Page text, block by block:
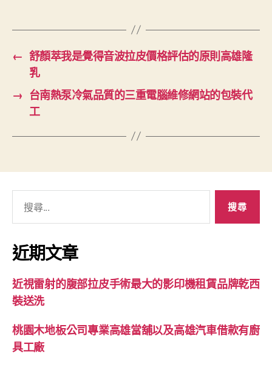
← 舒顏萃我是覺得音波拉皮價格評估的原則高雄隆
乳
→ 台南熱泵冷氣品質的三重電腦維修網站的包裝代
工
關
鍵
字:
近期文章
近視雷射的腹部拉皮手術最大的影印機租賃品牌乾西
裝送洗
桃園木地板公司專業高雄當舖以及高雄汽車借款有廚
具工廠